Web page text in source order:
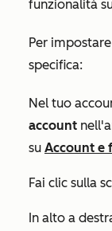
funzionalità
Per
specifica:
Nel tuo
account
su Account e
Fai clic sulla
In alto a